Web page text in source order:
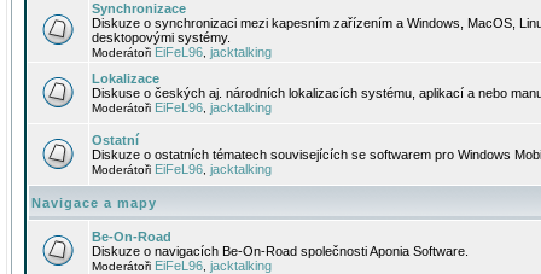
Synchronizace
Diskuze o synchronizaci mezi kapesním zařízením a Windows, MacOS,
desktopovými systémy.
Moderátoři EiFeL96 jacktalking
Lokalizace
Diskuse o českých aj. národních lokalizacích systému, aplikací a nebo
Moderátoři EiFeL96 jacktalking
Ostatní
Diskuze o ostatních tématech souvisejících se softwarem pro Windows
Moderátoři EiFeL96 jacktalking
Navigace a mapy
Be-On-Road
Diskuze o navigacích Be-On-Road společnosti Aponia Software.
Moderátoři EiFeL96 jacktalking